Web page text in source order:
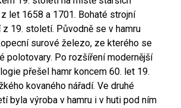
let 1658 a 1701. Bohaté strojní
19. století. Původně se v hamru
surové železo, ze kterého se
polotovary. Po rozšíření modernější
přešel hamr koncem 60. let 19.
kovaného nářadí. Ve druhé
byla výroba v hamru i v huti pod ním